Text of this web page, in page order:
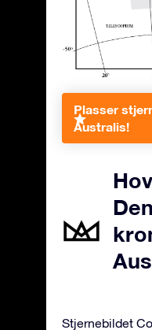
Plasser
Australis!
Stjernebildet